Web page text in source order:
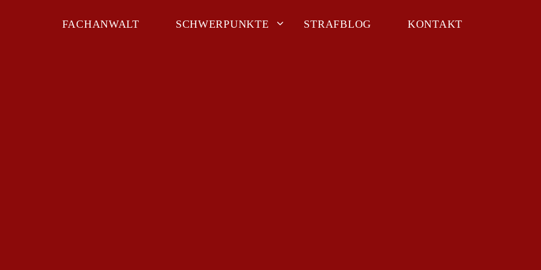
FACHANWALT SCHWERPUNKTE STRAFBLOG KONTAKT